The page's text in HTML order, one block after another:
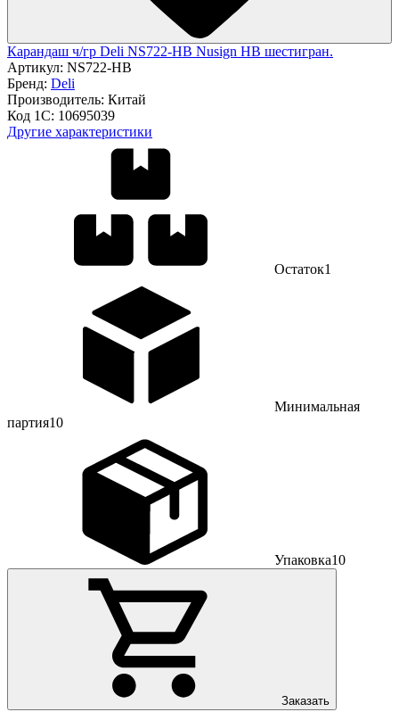
Карандаш ч/гр Deli NS722-HB Nusign HB шестигран.
Артикул: NS722-HB
Бренд: Deli
Производитель: Китай
Код 1С: 10695039
Другие характеристики
Остаток1
Минимальная
партия10
Упаковка10
Заказать